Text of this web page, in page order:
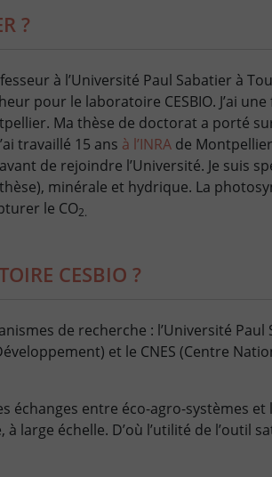
?
à l’Université Paul Sabatier à
pour le laboratoire CESBIO. J’ai
Ma thèse de doctorat a porté
travaillé 15 ans à l’INRA de
de rejoindre l’Université. Je suis
minérale et hydrique. La
le CO2.
CESBIO ?
de recherche : l’Université Paul
et le CNES (Centre
échanges entre éco-agro-systèmes et
large échelle. D’où l’utilité de l’outil